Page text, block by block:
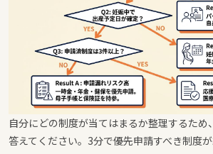
自分にどの制度が当てはまるか整理するため
答えてください。3分で優先申請すべき制度が